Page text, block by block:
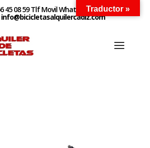
45 08 59 Tlf Movil WhatsApp +34 627 14
info@bicicletasalquilercadiz.com
Traductor »